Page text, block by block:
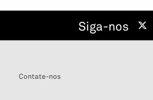
Siga-nos
Contate-nos